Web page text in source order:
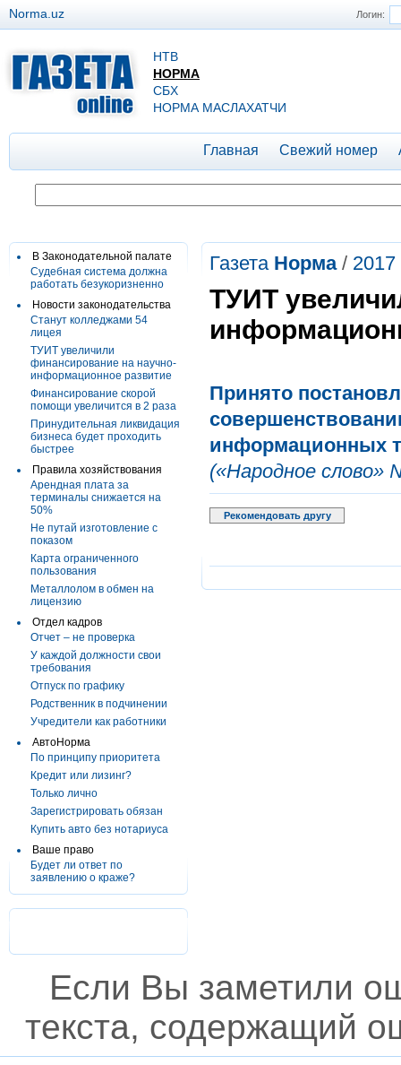
Логин:
Norma.uz
НТВ
НОРМА
СБХ
НОРМА МАСЛАХАТЧИ
Главная Свежий номер
В Законодательной палате
Судебная система должна
работать безукоризненно
Новости законодательства
Станут колледжами 54
лицея
ТУИТ увеличили
финансирование на научно-
информационное развитие
Финансирование скорой
помощи увеличится в 2 раза
Принудительная ликвидация
бизнеса будет проходить
быстрее
Правила хозяйствования
Арендная плата за
терминалы снижается на
50%
Не путай изготовление с
показом
Карта ограниченного
пользования
Металлолом в обмен на
лицензию
Отдел кадров
Отчет – не проверка
У каждой должности свои
требования
Отпуск по графику
Родственник в подчинении
Учредители как работники
АвтоНорма
По принципу приоритета
Кредит или лизинг?
Только лично
Зарегистрировать обязан
Купить авто без нотариуса
Ваше право
Будет ли ответ по
заявлению о краже?
Газета Норма/ 2017
ТУИТ
Принято
информационных
(«Народное слово»
Рекомендовать другу
Если Вы заметили
текста, содержащий